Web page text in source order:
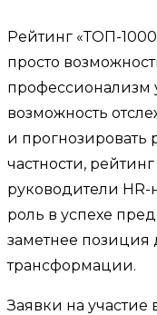
Рейтинг «ТОП-
просто
профессионализм
возможность
и прогнозировать
частности,
руководители
роль в успехе
заметнее
трансформации.
Заявки на участие